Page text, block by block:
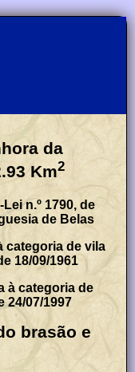
da
Km2
n.º 1790, de
de Belas
categoria de vila
18/09/1961
à categoria de
24/07/1997
brasão e